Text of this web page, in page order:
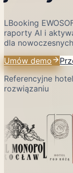
LBooking
raporty AI i
dla
Umów demo
Referencyjne
rozwiązaniu